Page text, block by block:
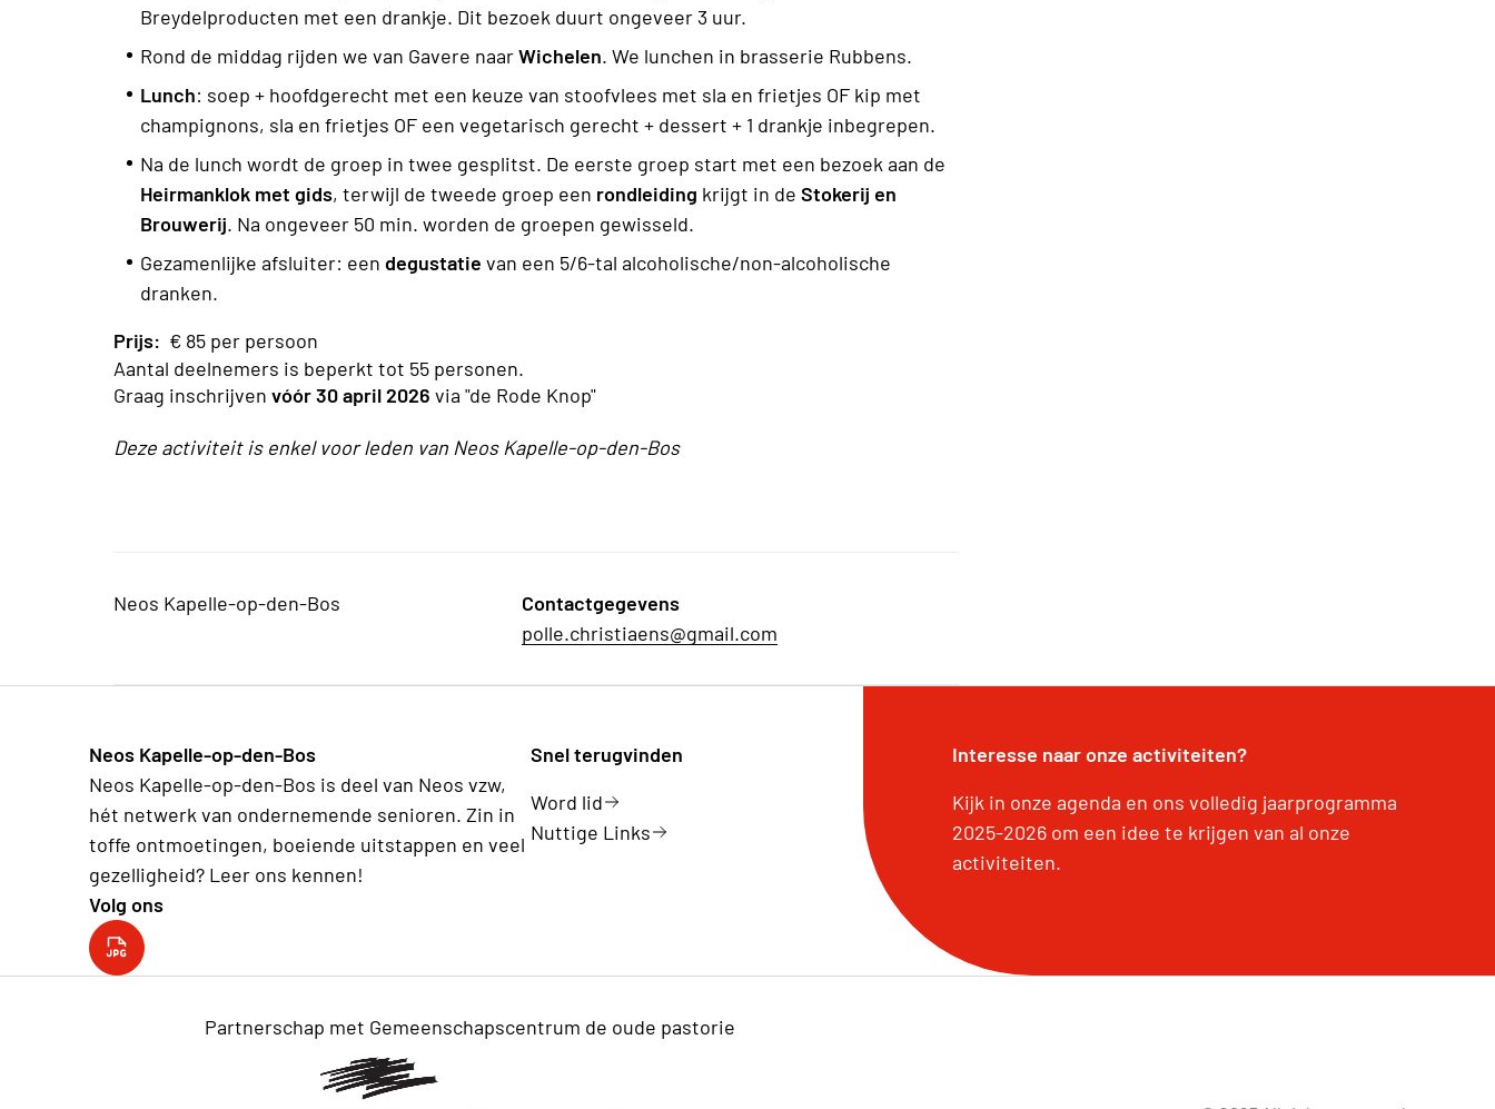
Breydelproducten met een drankje. Dit bezoek duurt ongeveer 3 uur.
Rond de middag rijden we van Gavere naarWichelen. We lunchen in brasserie Rubbens.
Lunch: soep + hoofdgerecht met een keuze van stoofvlees met sla en frietjes OF kip met
champignons, sla en frietjes OF een vegetarisch gerecht + dessert + 1 drankje inbegrepen.
Na de lunch wordt de groep in twee gesplitst. De eerste groep start met een bezoek aan de
Heirmanklok met gids, terwijl de tweede groep een rondleiding krijgt in de Stokerij en
Brouwerij. Na ongeveer 50 min. worden de groepen gewisseld.
Gezamenlijke afsluiter: een degustatie van een 5/6-tal alcoholische/non-alcoholische
dranken.
Prijs: € 85 per persoon
Aantal deelnemers is beperkt tot 55 personen.
Graag inschrijven vóór 30 april 2026 via "de Rode Knop"
Deze activiteit is enkel voor leden van Neos Kapelle-op-den-Bos
Neos Kapelle-op-den-Bos
Contactgegevens
polle.christiaens@gmail.com
Neos Kapelle-op-den-Bos
Neos Kapelle-op-den-Bos is deel van Neos vzw,
hét netwerk van ondernemende senioren. Zin in
toffe ontmoetingen, boeiende uitstappen en veel
gezelligheid? Leer ons kennen!
Volg ons
YouTube kanaal
Snel terugvinden
Word lid
Nuttige Links
Interesse naar onze activiteiten?
Kijk in onze agenda en ons volledig jaarprogramma
2025-2026 om een idee te krijgen van al onze
activiteiten.
Partnerschap met Gemeenschapscentrum de oude pastorie